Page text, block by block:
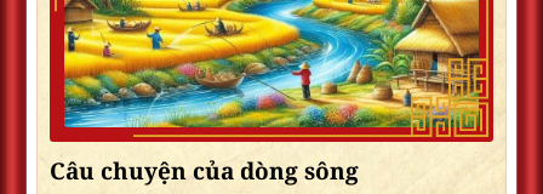
Câu chuyện của dòng sông